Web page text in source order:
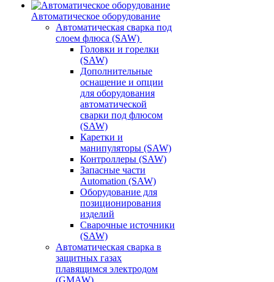
Автоматическое оборудование
Автоматическая сварка под
слоем флюса (SAW)
Головки и горелки
(SAW)
Дополнительные
оснащение и опции
для оборудования
автоматической
сварки под флюсом
(SAW)
Каретки и
манипуляторы (SAW)
Контроллеры (SAW)
Запасные части
Automation (SAW)
Оборудование для
позиционирования
изделий
Сварочные источники
(SAW)
Автоматическая сварка в
защитных газах
плавящимся электродом
(GMAW)